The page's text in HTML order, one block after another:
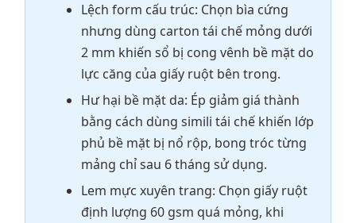
Lệch form cấu trúc: Chọn bìa cứng
nhưng dùng carton tái chế mỏng dưới
2 mm khiến sổ bị cong vênh bề mặt do
lực căng của giấy ruột bên trong.
Hư hại bề mặt da: Ép giảm giá thành
bằng cách dùng simili tái chế khiến lớp
phủ bề mặt bị nổ rộp, bong tróc từng
mảng chỉ sau 6 tháng sử dụng.
Lem mực xuyên trang: Chọn giấy ruột
định lượng 60 gsm quá mỏng, khi